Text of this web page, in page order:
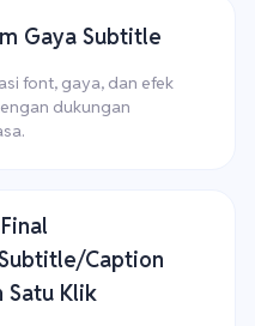
Gaya Subtitle
font, gaya, dan efek
dukungan
Caption
Satu Klik